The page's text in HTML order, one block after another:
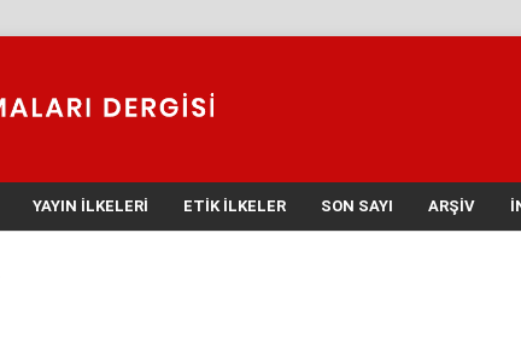
YAYIN İLKELERI ETIK İLKELER SON SAYI ARŞIV